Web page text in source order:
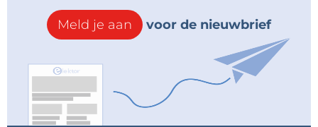
Meld je aan voor de nieuwbrief